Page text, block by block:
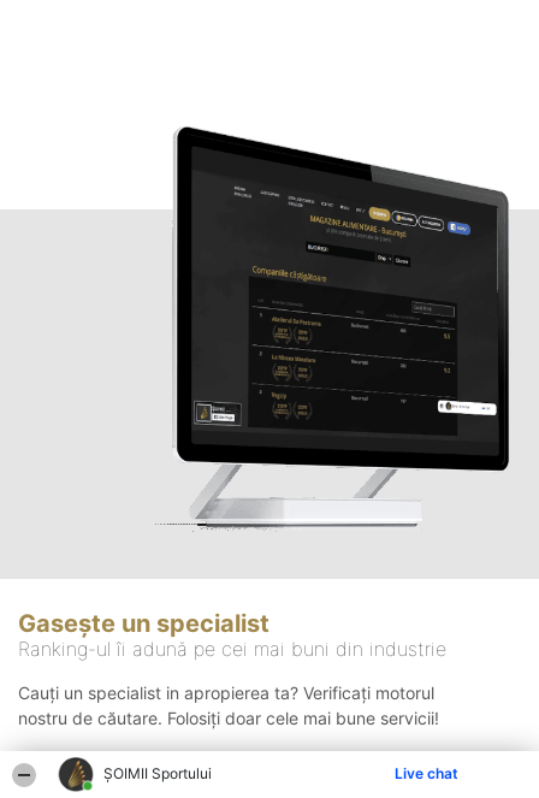
ȘOIMII Sportului Live chat
Gasește un specialist
Ranking-ul îi adună pe cei mai buni din industrie
Cauți un specialist in apropierea ta? Verificați motorul
nostru de căutare. Folosiți doar cele mai bune servicii!